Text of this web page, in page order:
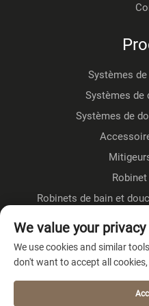
Systèmes
Systèmes de
Systèmes de
Robinets de bain et
À PROPOS
We value your privacy
We use cookies and similar
don't want to accept all